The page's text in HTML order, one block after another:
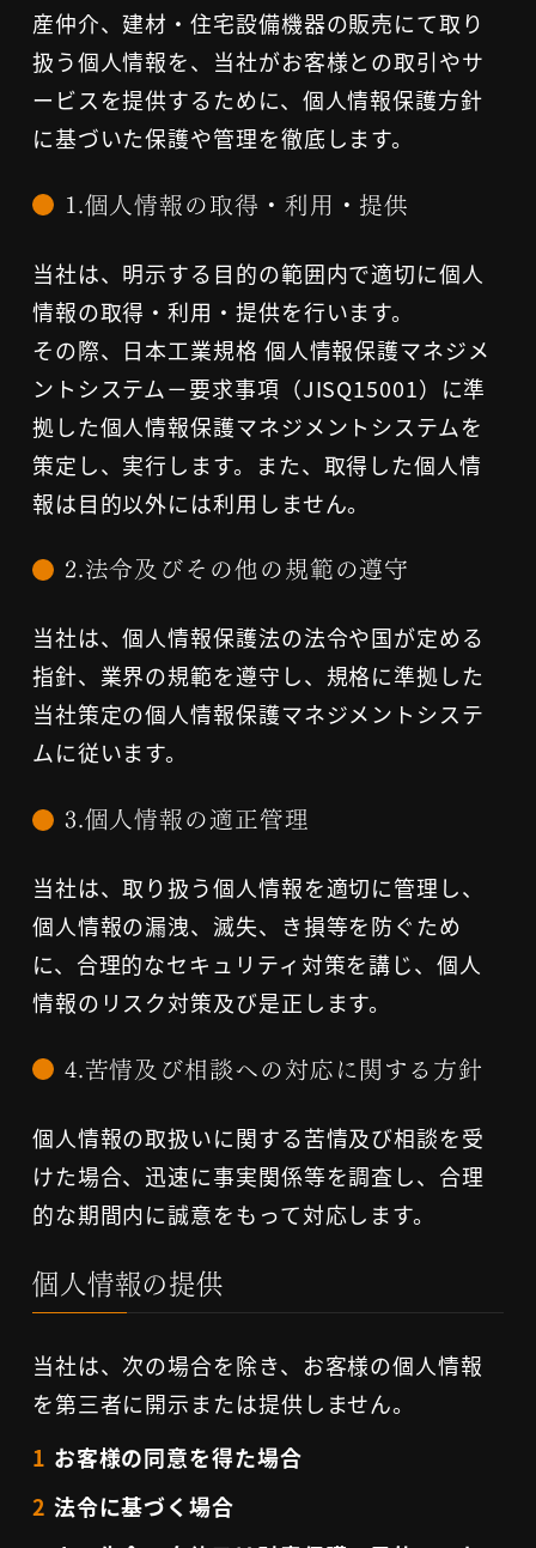
産仲介、建材・住宅設備機器の販売にて取り
扱う個人情報を、当社がお客様との取引やサ
ービスを提供するために、個人情報保護方針
に基づいた保護や管理を徹底します。
1.個人情報の取得・利用・提供
当社は、明示する目的の範囲内で適切に個人
情報の取得・利用・提供を行います。
その際、日本工業規格 個人情報保護マネジメ
ントシステム－要求事項（JISQ15001）に準
拠した個人情報保護マネジメントシステムを
策定し、実行します。また、取得した個人情
報は目的以外には利用しません。
2.法令及びその他の規範の遵守
当社は、個人情報保護法の法令や国が定める
指針、業界の規範を遵守し、規格に準拠した
当社策定の個人情報保護マネジメントシステ
ムに従います。
3.個人情報の適正管理
当社は、取り扱う個人情報を適切に管理し、
個人情報の漏洩、滅失、き損等を防ぐため
に、合理的なセキュリティ対策を講じ、個人
情報のリスク対策及び是正します。
4.苦情及び相談への対応に関する方針
個人情報の取扱いに関する苦情及び相談を受
けた場合、迅速に事実関係等を調査し、合理
的な期間内に誠意をもって対応します。
個人情報の提供
当社は、次の場合を除き、お客様の個人情報
を第三者に開示または提供しません。
お客様の同意を得た場合
法令に基づく場合